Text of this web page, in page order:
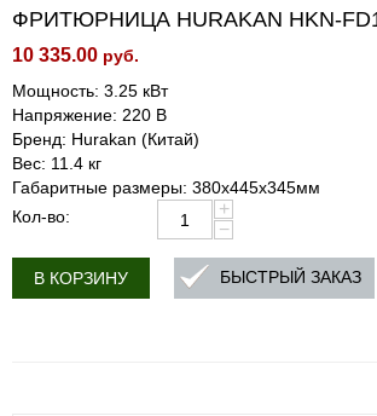
ФРИТЮРНИЦА HURAKAN HKN-
10 335.00 руб.
Мощность: 3.25 кВт
Напряжение: 220 В
Бренд: Hurakan (Китай)
Вес: 11.4 кг
Габаритные размеры: 380x445x345мм
Кол-во:
+
−
В КОРЗИНУ БЫСТРЫЙ ЗАКАЗ